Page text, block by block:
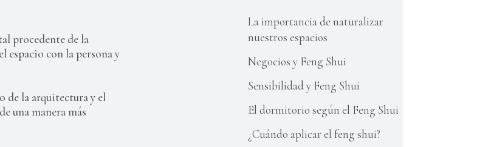
procedente de la
con la persona y
de la arquitectura y el
una manera más
La importancia de naturalizar
nuestros espacios
Negocios y Feng Shui
Sensibilidad y Feng Shui
El dormitorio según el Feng Shui
¿Cuándo aplicar el feng shui?